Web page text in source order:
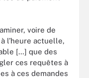
voire de
l’heure actuelle,
[…] que des
ces requêtes à
à ces demandes